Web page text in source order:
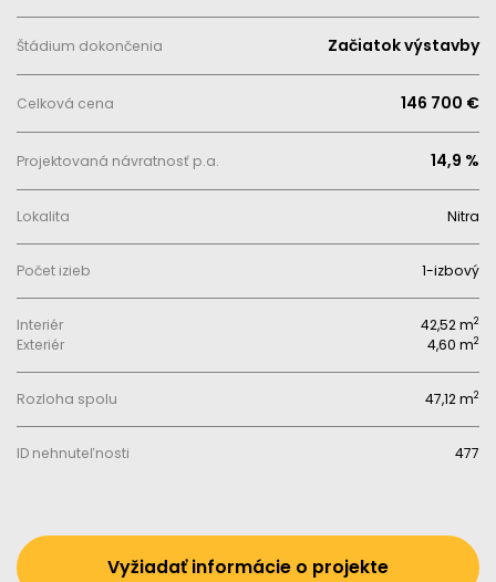
Štádium dokončenia Začiatok výstavby
Celková cena 146 700 €
Projektovaná návratnosť p.a. 14,9 %
Lokalita Nitra
Počet izieb 1-izbový
Interiér 42,52 m2
Exteriér 4,60 m2
Rozloha spolu 47,12 m2
ID nehnuteľnosti 477
Vyžiadať informácie o projekte